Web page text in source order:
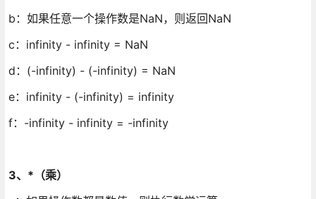
b：如果任意一个操作数是NaN，则返回NaN
c：infinity - infinity = NaN
d：(-infinity) - (-infinity) = NaN
e：infinity - (-infinity) = infinity
f：-infinity - infinity = -infinity
3、*（乘）